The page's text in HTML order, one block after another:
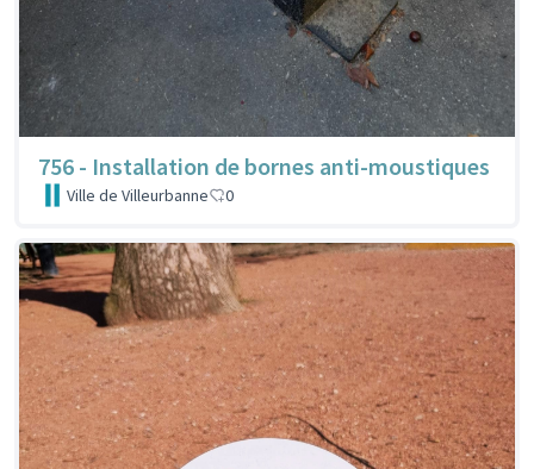
756 - Installation de bornes anti-moustiques
Ville de Villeurbanne 0